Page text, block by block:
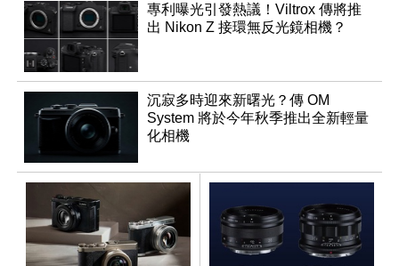
專利曝光引發熱議！Viltrox 傳將推
出 Nikon Z 接環無反光鏡相機？
沉寂多時迎來新曙光？傳 OM
System 將於今年秋季推出全新輕量
化相機